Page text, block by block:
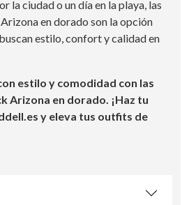
la ciudad o un día en la playa, las
en dorado son la opción
estilo, confort y calidad en
estilo y comodidad con las
Arizona en dorado. ¡Haz tu
y eleva tus outfits de